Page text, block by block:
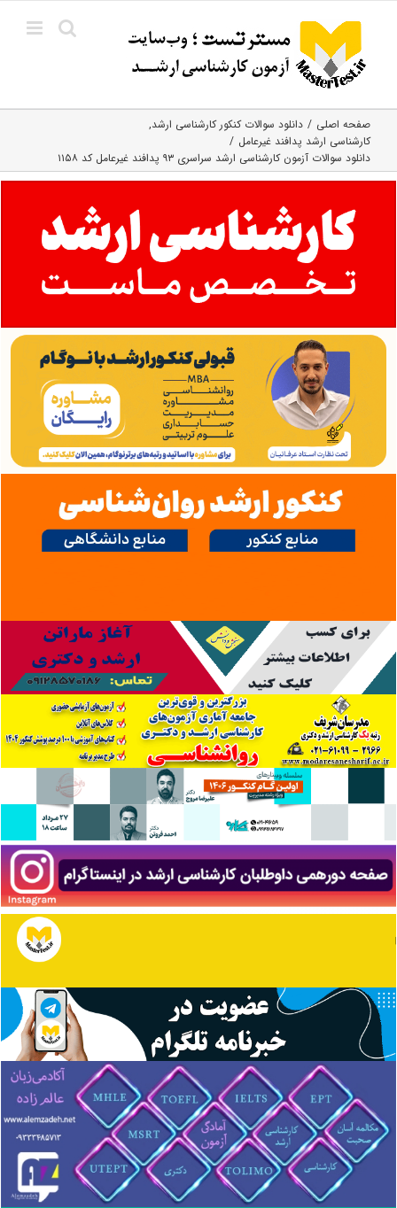
content
صفحه اصلی
دانلود سوالات کنکور کارشناسی ارشد
کارشناسی ارشد پدافند غیرعامل
دانلود سوالات آزمون کارشناسی ارشد سراسری ۹۳ پدافند غیرعامل کد ۱۱۵۸